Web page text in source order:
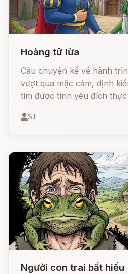
Hoàng tử lừa
Câu chuyện kể về hành
vượt qua mặc cảm, định
tìm được tình yêu đích
chân thành, hoàng tử đã
ST
Người con trai bất hiếu